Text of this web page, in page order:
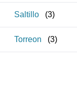
Saltillo (3)
Torreon (3)